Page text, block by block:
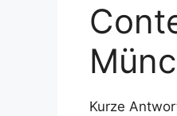
Kurze